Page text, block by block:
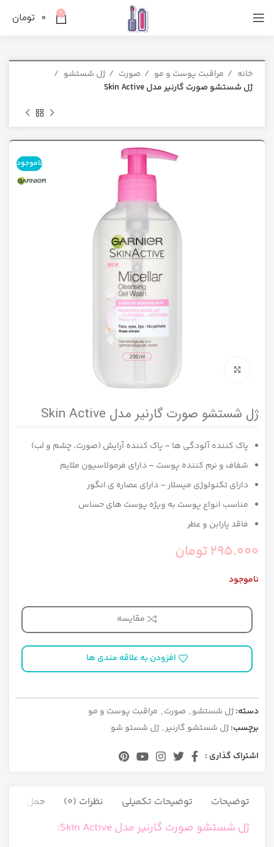
0
0 تومان
خانه مراقبت پوست و مو صورت
ژل شستشو
ژل شستشو صورت گارنیر مدل Skin Active
ناموجود
برای بزرگنمایی کلیک کنید
ژل شستشو صورت گارنیر مدل Skin Active
پاک کننده آلودگی ها – پاک کننده آرایش (صورت، چشم و لب)
شفاف و نرم کننده پوست – دارای فرمولاسیون ملایم
دارای تکنولوژی میسلار – دارای عصاره ی انگور
مناسب انواع پوست به ویژه پوست های حساس
فاقد پارابن و عطر
295.000تومان
ناموجود
مقایسه
افزودن به علاقه مندی ها
دسته:ژل شستشو, صورت, مراقبت پوست و مو
برچسب:ژل شستشو گارنیر, ژل شستو شو
اشتراک گذاری :
توضیحات توضیحات تکمیلی نظرات (0) حمل و نقل
ژل شستشو صورت گارنیر مدل Skin Active: